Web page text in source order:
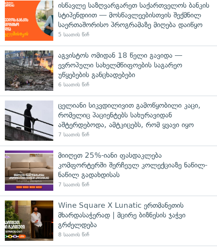
ისწავლე საზღვარგარეთ საქართველოს ბანკის
სტიპენდიით — მოსწავლეებისთვის შექმნილ
საერთაშორისო პროგრამაზე მიღება დაიწყო
5 საათის წინ
აგვისტოს ომიდან 18 წელი გავიდა —
ევროპული სახელმწიფოების საგარეო
უწყებების განცხადებები
6 საათის წინ
ცელიანი სიკვდილივით გამოწყობილი კაცი,
რომელიც პაციენტებს სახურავიდან
აშტერდებოდა, ამტკიცებს, რომ ყვავი იყო
7 საათის წინ
მიიღეთ 25%-იანი ფასდაკლება
კომფორტერში შერჩეულ კოლექციაზე ნაწილ-
ნაწილ გადახდისას
7 საათის წინ
Wine Square X Lunatic ერთმანეთის
მხარდასაჭერად | მცირე ბიზნესის ჯაჭვი
გრძელდება
8 საათის წინ